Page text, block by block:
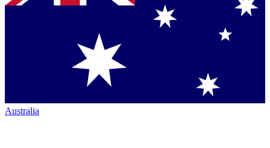
Australia